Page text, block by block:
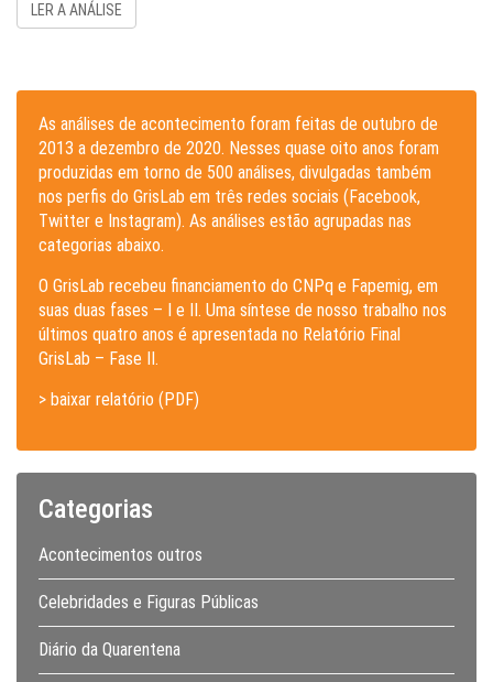
LER A ANÁLISE
As análises de acontecimento foram feitas de outubro de
2013 a dezembro de 2020. Nesses quase oito anos foram
produzidas em torno de 500 análises, divulgadas também
nos perfis do GrisLab em três redes sociais (Facebook,
Twitter e Instagram). As análises estão agrupadas nas
categorias abaixo.
O GrisLab recebeu financiamento do CNPq e Fapemig, em
suas duas fases – I e II. Uma síntese de nosso trabalho nos
últimos quatro anos é apresentada no Relatório Final
GrisLab – Fase II.
> baixar relatório (PDF)
Categorias
Acontecimentos outros
Celebridades e Figuras Públicas
Diário da Quarentena